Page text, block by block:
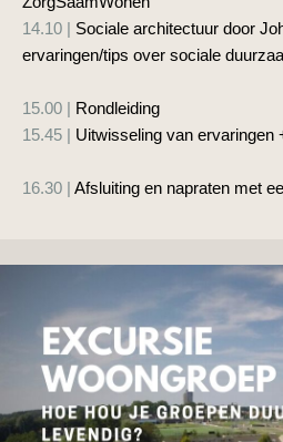
14.10 | Sociale architectuur door
ervaringen/tips over sociale
15.00 | Rondleiding
15.45 | Uitwisseling van ervaringen
16.30 | Afsluiting en napraten met